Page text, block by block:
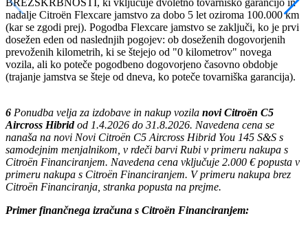
BREZSKRBNOSTI, ki vključuje dvoletno tovarniško garancijo in
nadalje Citroën Flexcare jamstvo za dobo 5 let oziroma 100.000 km
(kar se zgodi prej). Pogodba Flexcare jamstvo se zaključi, ko je prvi
dosežen eden od naslednjih pogojev: ob doseženih dogovorjenih
prevoženih kilometrih, ki se štejejo od "0 kilometrov" novega
vozila, ali ko poteče pogodbeno dogovorjeno časovno obdobje
(trajanje jamstva se šteje od dneva, ko poteče tovarniška garancija).
6 Ponudba velja za izdobave in nakup vozila novi Citroën C5
Aircross Hibridod 1.4.2026 do 31.8.2026. Navedena cena se
nanaša na novi Novi Citroën C5 Aircross Hibrid You 145 S&S s
samodejnim menjalnikom, v rdeči barvi Rubi v primeru nakupa s
Citroën Financiranjem. Navedena cena vključuje 2.000 € popusta v
primeru nakupa s Citroën Financiranjem. V primeru nakupa brez
Citroën Financiranja, stranka popusta na prejme.
Primer finančnega izračuna s Citroën Financiranjem: